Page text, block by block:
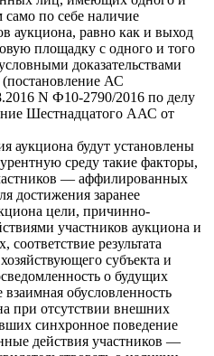
по себе наличие
аукциона, равно как и выход
площадку с одного и того
доказательствами
(постановление АС
N Ф10-2790/2016 по делу
Шестнадцатого ААС от
аукциона будут установлены
среду такие факторы,
— аффилированных
достижения заранее
цели, причинно-
участников аукциона и
результата
субъекта и
о будущих
взаимная обусловленность
при отсутствии внешних
синхронное поведение
действия участников —